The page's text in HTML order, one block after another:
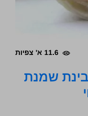
11.6 א' צפיות
שמנת